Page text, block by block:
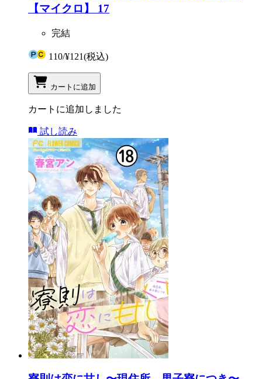
【マイクロ】 17
完結
110/¥121(税込)
カートに追加
カートに追加しました
試し読み